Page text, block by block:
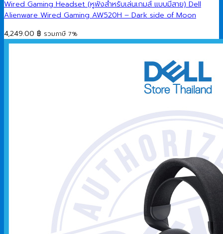
Wired Gaming Headset (หูฟังสำหรับเล่นเกมส์ แบบมีสาย) Dell
Alienware Wired Gaming AW520H – Dark side of Moon
4,249.00 ฿ รวมภาษี 7%